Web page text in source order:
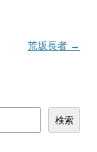
荒坂長者 →
検索